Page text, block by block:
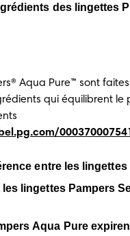
des lingettes
Aqua Pure™ sont
qui équilibrent le
entre les lingettes
les lingettes Pampers
Aqua Pure